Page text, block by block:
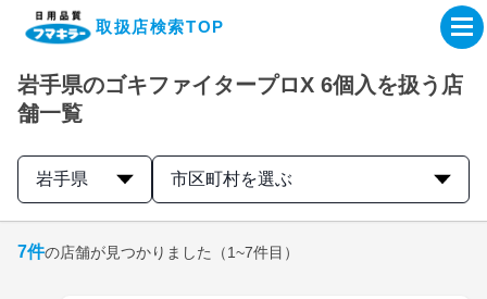
取扱店検索TOP
企業・IR情報サイト
製品情報サイト
岩手県のゴキファイタープロX 6個入を扱う店
舗一覧
岩手県 市区町村を選ぶ
7件の店舗が見つかりました （1~7件目）